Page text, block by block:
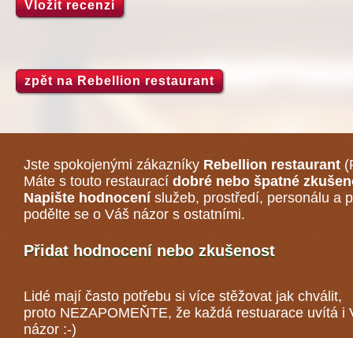
Vložit recenzi
zpět na Rebellion restaurant
Jste spokojenými zákazníky Rebellion restaurant
Máte s touto restaurací dobré nebo špatné
Napište hodnocení služeb, prostředí, personálu a
podělte se o Váš názor s ostatními.
Přidat hodnocení nebo zkušenost
Lidé mají často potřebu si více stěžovat jak chválit,
proto NEZAPOMEŇTE, že každá restuarace uvítá i
názor :-)